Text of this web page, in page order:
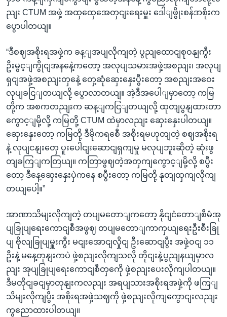
ညျး CTUM အဖှဲ့ အထှထှေအေတှငျးရေးမှူး ဒေါျဖွိုးစန်ဒာစိုးက
ပွောပါတယျ။
“ဒီစဈအစိုးရအဖှဲ့က ခန့ျအပျလိုကျတဲ့ ပွညျထောငျစုဝနျကွီး
ဦးမွင့ျကွိုငျအနနေဲ့ကတော့ အလုပျသမားအဖှဲ့အစညျး၊ အလုပျ
ရှငျအဖှဲ့အစညျးတှနေဲ့ တှေ့ဆုံဆှေးနှေးပွီးတော့ အစညျးအဝေး
လုပျခငြျတယျလို့ ပွောလာတယျ။ အဲ့ဒီအပေါျမှာတော့ ကမြ
တို့က အစကတညျးက ဆန့ျကငြျတယျလို့ ထုတျပွနျထားတာ
ကွောင့ျမို့လို့ ကမြတို့ CTUM ထဲမှာလညျး ဆှေးနှေးပါတယျ။
ဆှေးနှေးတော့ ကမြတို့ ဒီမိုကရစေီ အစိုးရမဟုတျတဲ့ စဈအစိုးရ
နဲ့ လုပျငနျးတှေ ပူးပေါငျးဆောငျရှကျမှု မလုပျဘူးဆိုတဲ့ ဆုံးဖွ
တျခကြျကတြယျ။ ကတြာဖွဈတဲ့အတှကျကွောင့ျမို့လို့ စပွီး
တော့ ဒီနေ့ဆှေးနှေးပှဲကနေ စပွီးတော့ ကမြတို့ နုတျထှကျလိုကျ
တယျပေါ့။”
အာဏာသိမျးလိုကျတဲ့ တပျမတောျကတော့ နိုငျငံတောျစီမံအု
ပျခြုပျရေးကောငျစီအဖွဈ တပျမတောျကာကှယျရေးဦးစီးခြု
ပျ ဗိုလျခြုပျမှူးကွီး မငျးအောငျလှိုငျ ဦးဆောငျပွီး အဖှဲ့ဝငျ ၁၁
ဦးနဲ့ မနေ့တုနျးကပဲ ဖှဲ့စညျးလိုကျသလို တိုငျးနဲ့ပွညျနယျမှာလ
ညျး အုပျခြုပျရေးကောငျစီတှကေို ဖှဲ့စညျးပေးလိုကျပါတယျ။
ဒီမတိုငျခငျမှာတုနျးကလညျး အရပျသားအစိုးရအဖှဲ့ကို ဖကြျ
သိမျးလိုကျပွီး အစိုးရအဖှဲ့သဈကို ဖှဲ့စညျးလိုကျကွောငျးလညျး
ကွညောထားပါတယျ။